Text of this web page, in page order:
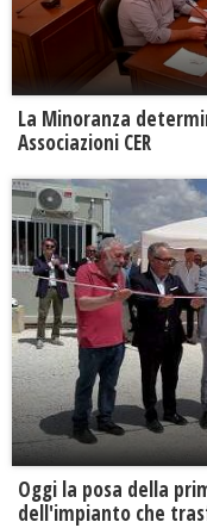
La Minoranza
Associazioni CER
Oggi la posa della
dell'impianto che